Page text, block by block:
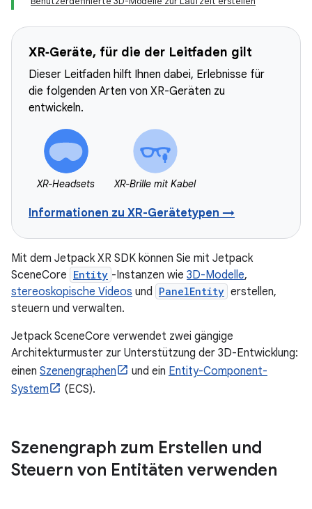
XR‑Geräte, für die der Leitfaden gilt
Dieser Leitfaden hilft Ihnen dabei, Erlebnisse für
die folgenden Arten von XR-Geräten zu
entwickeln.
XR-Headsets XR-Brille mit Kabel
Informationen zu XR-Gerätetypen →
Mit dem Jetpack XR SDK können Sie mit Jetpack
SceneCore Entity -Instanzen wie 3D-Modelle,
stereoskopische Videos und PanelEntity erstellen,
steuern und verwalten.
Jetpack SceneCore verwendet zwei gängige
Architekturmuster zur Unterstützung der 3D-Entwicklung:
einen Szenengraphen und ein Entity-Component-
System
(ECS).
Szenengraph zum Erstellen und
Steuern von Entitäten verwenden